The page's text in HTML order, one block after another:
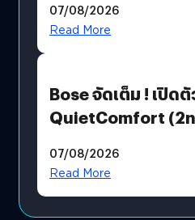
มีภาษาไทยด้วย
07/08/2026
Read More
Bose จัดเต็ม ! เปิด
QuietComfort
07/08/2026
Read More